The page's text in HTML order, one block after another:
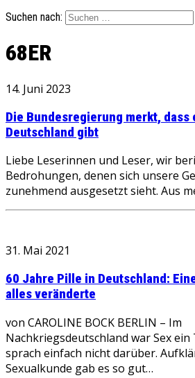
Suchen nach:
68ER
14. Juni 2023
Die Bundesregierung merkt,
Deutschland gibt
Liebe Leserinnen und Leser, wir
Bedrohungen, denen sich unsere
zunehmend ausgesetzt sieht. Aus
31. Mai 2021
60 Jahre Pille in Deutschland:
alles veränderte
von CAROLINE BOCK BERLIN – Im
Nachkriegsdeutschland war Sex
sprach einfach nicht darüber.
Sexualkunde gab es so gut…